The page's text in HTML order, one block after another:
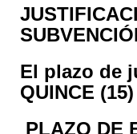
El plazo de
QUINCE
PLAZO DE